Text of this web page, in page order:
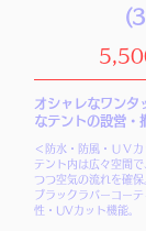
オシャレなワンタ
なテントの設営・
＜防水・防風・ＵＶカ
テント内は広々空間
つつ空気の流れを確保
ブラックラバーコー
性・UVカット機能。